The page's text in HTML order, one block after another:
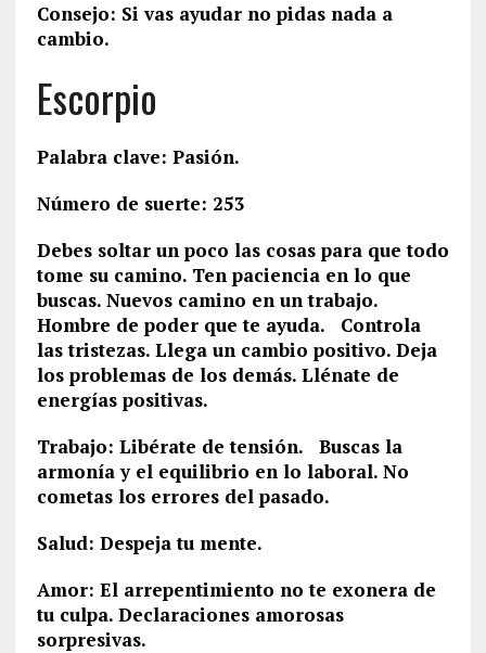
Consejo: Si vas ayudar no pidas nada a
cambio.
Escorpio
Palabra clave: Pasión.
Número de suerte: 253
Debes soltar un poco las cosas para que todo
tome su camino. Ten paciencia en lo que
buscas. Nuevos camino en un trabajo.
Hombre de poder que te ayuda. Controla
las tristezas. Llega un cambio positivo. Deja
los problemas de los demás. Llénate de
energías positivas.
Trabajo: Libérate de tensión. Buscas la
armonía y el equilibrio en lo laboral. No
cometas los errores del pasado.
Salud: Despeja tu mente.
Amor: El arrepentimiento no te exonera de
tu culpa. Declaraciones amorosas
sorpresivas.